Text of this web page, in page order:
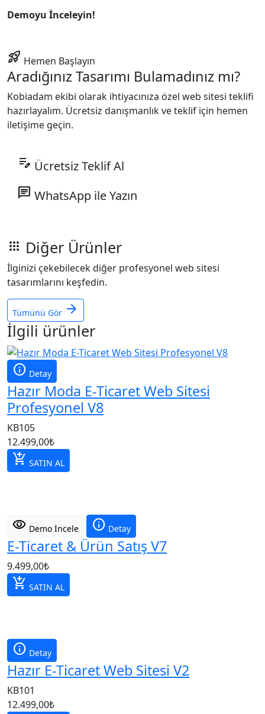
Demoyu İnceleyin!
rocket_launch Hemen Başlayın
Aradığınız Tasarımı Bulamadınız mı?
Kobiadam ekibi olarak ihtiyacınıza özel web sitesi teklifi
hazırlayalım. Ücretsiz danışmanlık ve teklif için hemen
iletişime geçin.
edit_note Ücretsiz Teklif Al
chat WhatsApp ile Yazın
apps Diğer Ürünler
İlginizi çekebilecek diğer profesyonel web sitesi
tasarımlarını keşfedin.
Tümünü Gör arrow_forward
İlgili ürünler
info Detay
Hazır Moda E-Ticaret Web Sitesi
Profesyonel V8
KB105
12.499,00₺
add_shopping_cart SATIN AL
visibility Demo İncele info Detay
E-Ticaret & Ürün Satış V7
9.499,00₺
add_shopping_cart SATIN AL
info Detay
Hazır E-Ticaret Web Sitesi V2
KB101
12.499,00₺